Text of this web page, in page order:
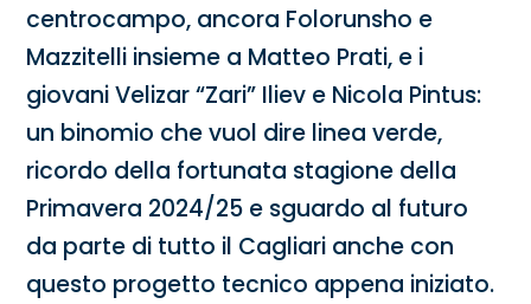
centrocampo, ancora Folorunsho e
Mazzitelli insieme a Matteo Prati, e i
giovani Velizar “Zari” Iliev e Nicola Pintus:
un binomio che vuol dire linea verde,
ricordo della fortunata stagione della
Primavera 2024/25 e sguardo al futuro
da parte di tutto il Cagliari anche con
questo progetto tecnico appena iniziato.